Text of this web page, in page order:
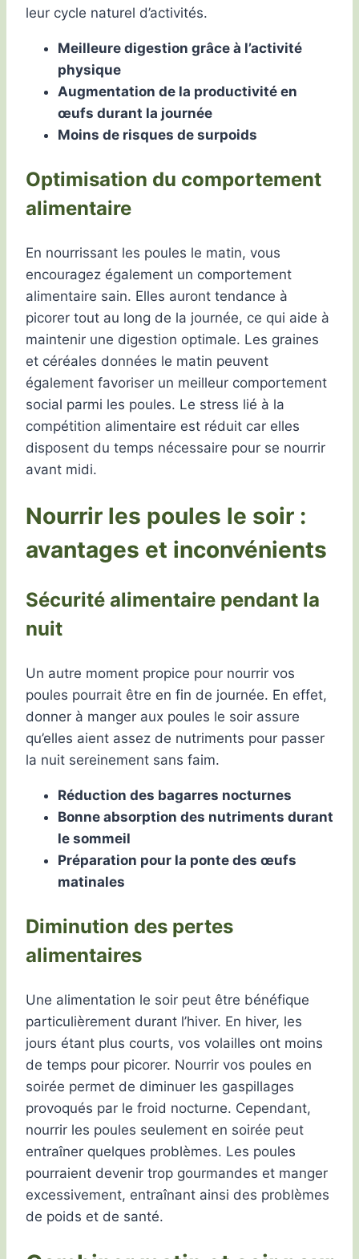
leur cycle naturel d’activités.
Meilleure digestion grâce à l’activité
physique
Augmentation de la productivité en
œufs durant la journée
Moins de risques de surpoids
Optimisation du comportement
alimentaire
En nourrissant les poules le matin, vous
encouragez également un comportement
alimentaire sain. Elles auront tendance à
picorer tout au long de la journée, ce qui aide à
maintenir une digestion optimale. Les graines
et céréales données le matin peuvent
également favoriser un meilleur comportement
social parmi les poules. Le stress lié à la
compétition alimentaire est réduit car elles
disposent du temps nécessaire pour se nourrir
avant midi.
Nourrir les poules le soir :
avantages et inconvénients
Sécurité alimentaire pendant la
nuit
Un autre moment propice pour nourrir vos
poules pourrait être en fin de journée. En effet,
donner à manger aux poules le soir assure
qu’elles aient assez de nutriments pour passer
la nuit sereinement sans faim.
Réduction des bagarres nocturnes
Bonne absorption des nutriments durant
le sommeil
Préparation pour la ponte des œufs
matinales
Diminution des pertes
alimentaires
Une alimentation le soir peut être bénéfique
particulièrement durant l’hiver. En hiver, les
jours étant plus courts, vos volailles ont moins
de temps pour picorer. Nourrir vos poules en
soirée permet de diminuer les gaspillages
provoqués par le froid nocturne. Cependant,
nourrir les poules seulement en soirée peut
entraîner quelques problèmes. Les poules
pourraient devenir trop gourmandes et manger
excessivement, entraînant ainsi des problèmes
de poids et de santé.